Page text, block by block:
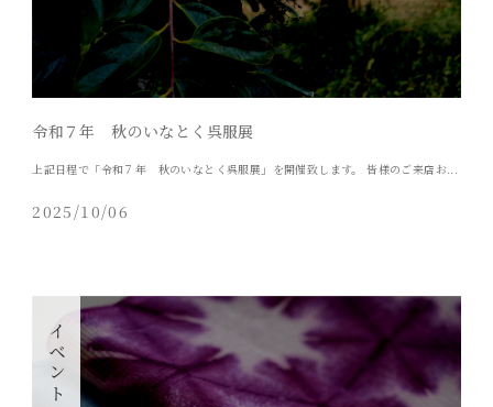
令和７年 秋のいなとく呉服展
上記日程で「令和７年 秋のいなとく呉服展」を開催致します。 皆様のご来店お...
2025/10/06
イベント